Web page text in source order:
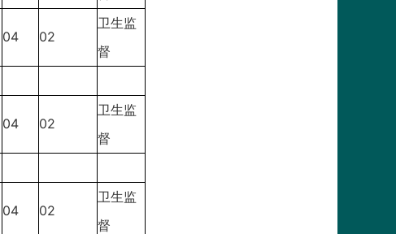
04 02
卫生监
督
04 02
卫生监
督
04 02
卫生监
督